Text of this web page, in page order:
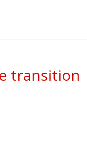
transition